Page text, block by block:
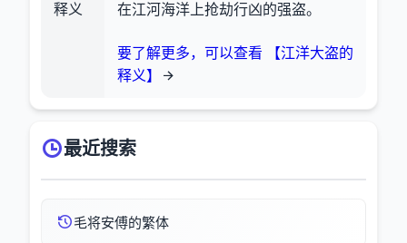
释义
在江河海洋上抢劫行凶的强盗。
要了解更多，可以查看 【江洋大盗的
释义】
最近搜索
毛将安傅的繁体